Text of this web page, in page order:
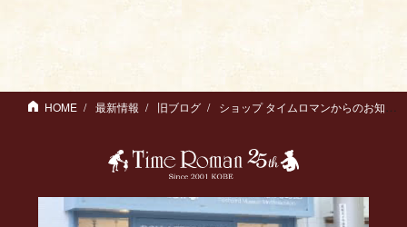
HOME 最新情報 旧ブログ ショップ タイムロマンからのお知らせ